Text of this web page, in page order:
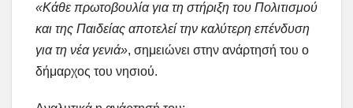
«Κάθε πρωτοβουλία για τη στήριξη του Πολιτισμού
και της Παιδείας αποτελεί την καλύτερη επένδυση
για τη νέα γενιά», σημειώνει στην ανάρτησή του ο
δήμαρχος του νησιού.